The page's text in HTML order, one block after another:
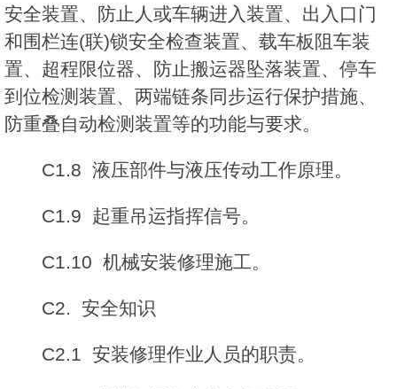
安全装置、防止人或车辆进入装置、出入口门
和围栏连(联)锁安全检查装置、载车板阻车装
置、超程限位器、防止搬运器坠落装置、停车
到位检测装置、两端链条同步运行保护措施、
防重叠自动检测装置等的功能与要求。
C1.8 液压部件与液压传动工作原理。
C1.9 起重吊运指挥信号。
C1.10 机械安装修理施工。
C2. 安全知识
C2.1 安装修理作业人员的职责。